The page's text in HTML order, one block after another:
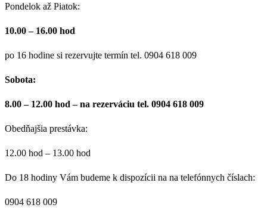
Pondelok až Piatok:
10.00 – 16.00 hod
po 16 hodine si rezervujte termín tel. 0904 618 009
Sobota:
8.00 – 12.00 hod – na rezerváciu tel. 0904 618 009
Obedňajšia prestávka:
12.00 hod – 13.00 hod
Do 18 hodiny Vám budeme k dispozícii na na telefónnych číslach:
0904 618 009